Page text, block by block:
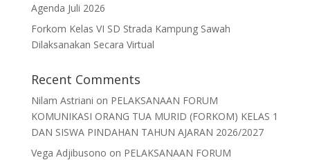
Agenda Juli 2026
Forkom Kelas VI SD Strada Kampung Sawah
Dilaksanakan Secara Virtual
Recent Comments
Nilam Astriani on PELAKSANAAN FORUM
KOMUNIKASI ORANG TUA MURID (FORKOM) KELAS 1
DAN SISWA PINDAHAN TAHUN AJARAN 2026/2027
Vega Adjibusono on PELAKSANAAN FORUM